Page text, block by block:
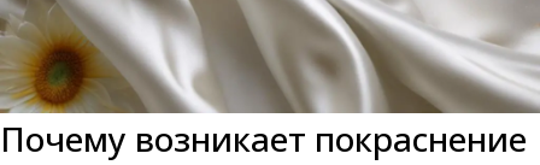
Почему возникает покраснение